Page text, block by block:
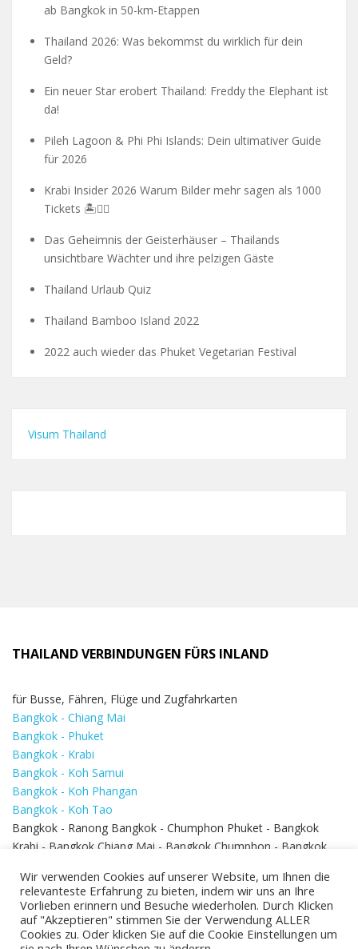
ab Bangkok in 50-km-Etappen
Thailand 2026: Was bekommst du wirklich für dein
Geld?
Ein neuer Star erobert Thailand: Freddy the Elephant ist
da!
Pileh Lagoon & Phi Phi Islands: Dein ultimativer Guide
für 2026
Krabi Insider 2026 Warum Bilder mehr sagen als 1000
Tickets 🏝️🧗‍♂️
Das Geheimnis der Geisterhäuser – Thailands
unsichtbare Wächter und ihre pelzigen Gäste
Thailand Urlaub Quiz
Thailand Bamboo Island 2022
2022 auch wieder das Phuket Vegetarian Festival
Visum Thailand
THAILAND VERBINDUNGEN FÜRS INLAND
für Busse, Fähren, Flüge und Zugfahrkarten
Bangkok - Chiang Mai
Bangkok - Phuket
Bangkok - Krabi
Bangkok - Koh Samui
Bangkok - Koh Phangan
Bangkok - Koh Tao
Bangkok - Ranong Bangkok - Chumphon Phuket - Bangkok
Krabi - Bangkok Chiang Mai - Bangkok Chumphon - Bangkok
Bangkok - Hua Hin
Wir verwenden Cookies auf unserer Website, um Ihnen die
relevanteste Erfahrung zu bieten, indem wir uns an Ihre
Vorlieben erinnern und Besuche wiederholen. Durch Klicken
auf "Akzeptieren" stimmen Sie der Verwendung ALLER
Cookies zu. Oder klicken Sie auf die Cookie Einstellungen um